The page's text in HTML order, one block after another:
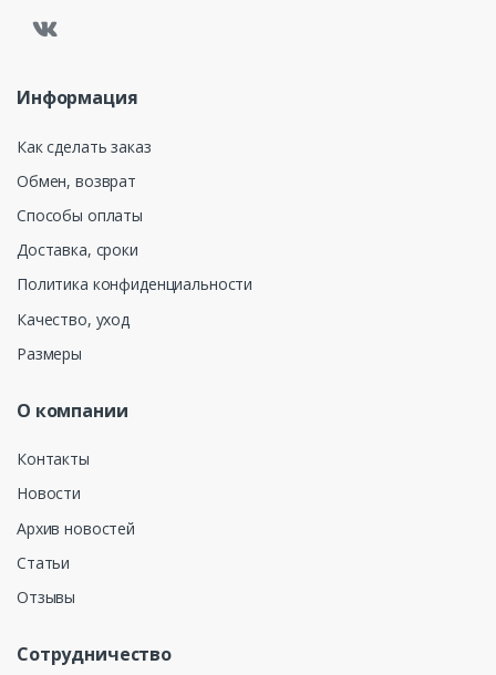
Информация
Как сделать заказ
Обмен, возврат
Способы оплаты
Доставка, сроки
Политика конфиденциальности
Качество, уход
Размеры
О компании
Контакты
Новости
Архив новостей
Статьи
Отзывы
Сотрудничество